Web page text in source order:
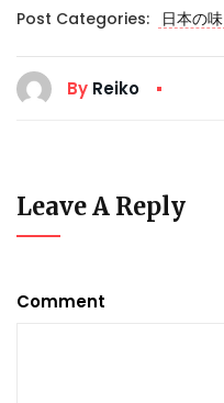
Post Categories: 日本の味
By Reiko
Leave A Reply
Comment